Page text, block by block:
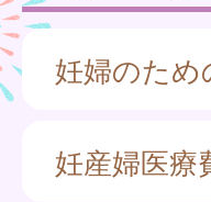
妊婦のため
妊産婦医療